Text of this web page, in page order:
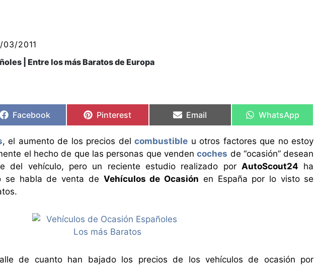
03/2011
| Entre los más Baratos de Europa
en
Facebook
en
Pinterest
en
Email
en
WhatsApp
, el aumento de los precios delcombustible u otros factores que no estoy
el hecho de que las personas que vendencoches de “ocasión” desean
del vehículo, pero un reciente estudio realizado porAutoScout24 ha
se habla de venta de Vehículos de Ocasión en España por lo visto se
de cuanto han bajado los precios de los vehículos de ocasión por
en
en
en
en